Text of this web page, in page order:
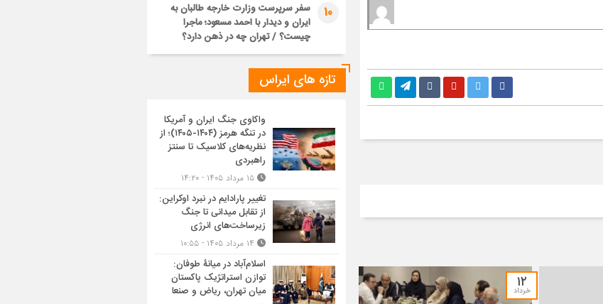
۱۲
خرداد
10
سفر سرپرست وزارت خارجه طالبان به
ایران و دیدار با احمد مسعود؛ ماجرا
چیست؟ / تهران چه در ذهن دارد؟
تازه های ایراس
واکاوی جنگ ایران و آمریکا
در تنگه هرمز (۱۴۰۴-۱۴۰۵)؛ از
نظریه‌های کلاسیک تا سنتز
راهبردی
تغییر پارادایم در نبرد اوکراین:
از تقابل میدانی تا جنگ
زیرساخت‌های انرژی
اسلام‌آباد در میانۀ طوفان:
توازن استراتژیک پاکستان
میان تهران، ریاض و صنعا